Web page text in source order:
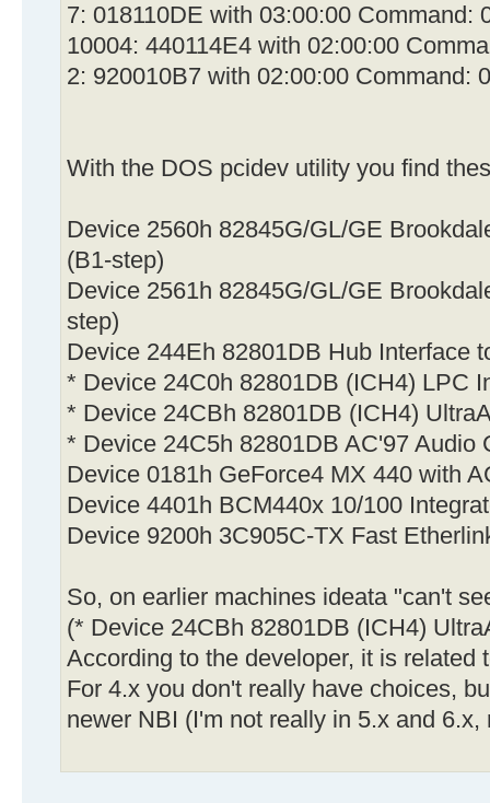
7: 018110DE with 03:00:00 Command:
10004: 440114E4 with 02:00:00
2: 920010B7 with 02:00:00 Command:
With the DOS pcidev utility you find
Device 2560h 82845G/GL/GE
(B1-step)
Device 2561h 82845G/GL/GE
step)
Device 244Eh 82801DB Hub Interface
* Device 24C0h 82801DB (ICH4) LPC
* Device 24CBh 82801DB (ICH4)
* Device 24C5h 82801DB AC'97 Audio
Device 0181h GeForce4 MX 440 with
Device 4401h BCM440x 10/100
Device 9200h 3C905C-TX Fast
So, on earlier machines ideata "can't
(* Device 24CBh 82801DB (ICH4)
According to the developer, it is related
For 4.x you don't really have choices,
newer NBI (I'm not really in 5.x and 6.x,